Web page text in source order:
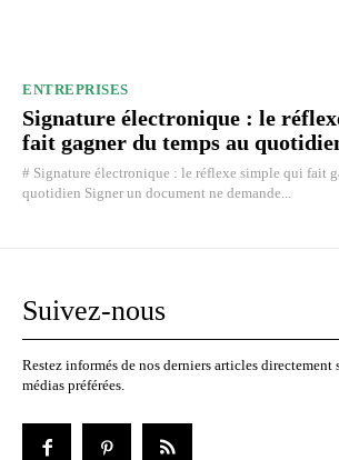
ENTREPRISES
Signature électronique : le
fait gagner du temps au
# Signature électronique : le réflexe simple qui fait
quotidien Signer un document ne demande...
Suivez-nous
Restez informés de nos derniers articles directement
médias préférées.